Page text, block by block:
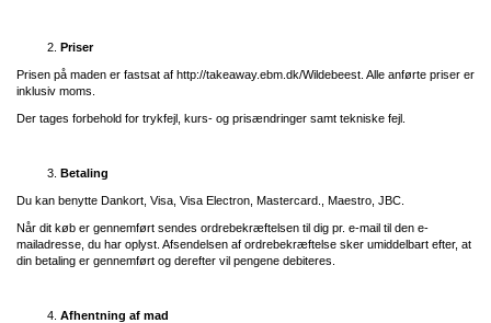
Priser
Prisen på maden er fastsat af http://takeaway.ebm.dk/Wildebeest . Alle anførte priser er
inklusiv moms.
Der tages forbehold for trykfejl, kurs- og prisændringer samt tekniske fejl.
Betaling
Du kan benytte Dankort, Visa, Visa Electron, Mastercard., Maestro, JBC.
Når dit køb er gennemført sendes ordrebekræftelsen til dig pr. e-mail til den e-
mailadresse, du har oplyst. Afsendelsen af ordrebekræftelse sker umiddelbart efter, at
din betaling er gennemført og derefter vil pengene debiteres.
Afhentning af mad